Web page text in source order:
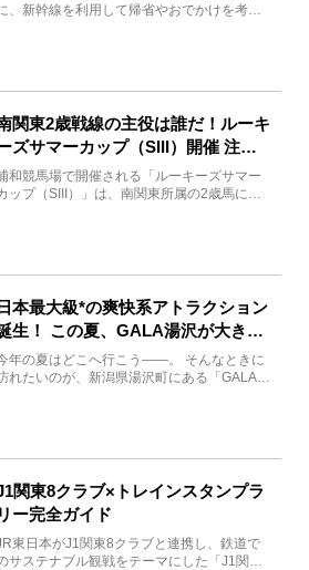
、新幹線を利用して帰省やおでかけを考え
関東2歳戦線の主役は誰だ！ルーキ
ズサマーカップ（SIII）開催 注目
と見どころをチェック
和競馬場で開催される「ルーキーズサマー
ップ（SIII）」は、南関東所属の2歳馬によ
日本最大級*の爽快系アトラクション
生！ この夏、GALA湯沢が大きく
まれ変わる
年の夏はどこへ行こう――。 そんなときに
れたいのが、新潟県湯沢町にある「GALA湯
関東8クラブ×トレインスタンプラ
リー完全ガイド
東日本がJ1関東8クラブと連携し、鉄道で
サステナブル観戦をテーマにした「J1関東8